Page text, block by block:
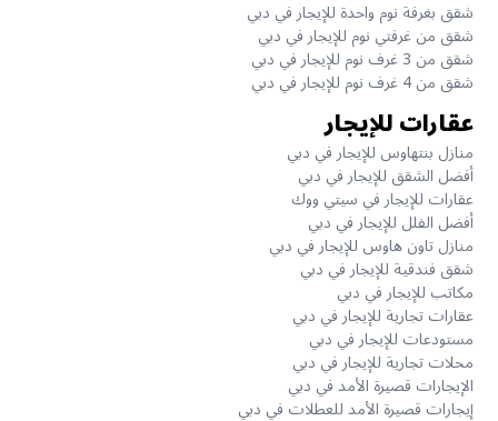
شقق بغرفة نوم واحدة للإيجار في دبي
شقق من غرفتي نوم للإيجار في دبي
شقق من 3 غرف نوم للإيجار في دبي
شقق من 4 غرف نوم للإيجار في دبي
عقارات للإيجار
منازل بنتهاوس للإيجار في دبي
أفضل الشقق للإيجار في دبي
عقارات للإيجار في سيتي ووك
أفضل الفلل للإيجار في دبي
منازل تاون هاوس للإيجار في دبي
شقق فندقية للإيجار في دبي
مكاتب للإيجار في دبي
عقارات تجارية للإيجار في دبي
مستودعات للإيجار في دبي
محلات تجارية للإيجار في دبي
الإيجارات قصيرة الأمد في دبي
إيجارات قصيرة الأمد للعطلات في دبي